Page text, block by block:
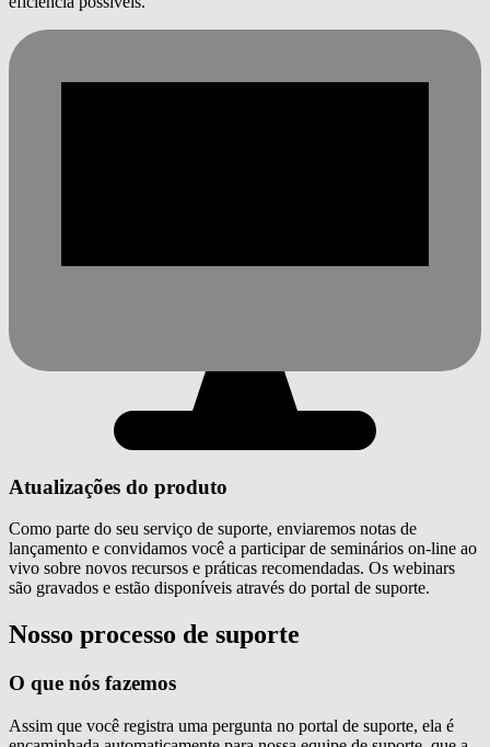
Atualizações do produto
Como parte do seu serviço de suporte, enviaremos notas de
lançamento e convidamos você a participar de seminários on-line ao
vivo sobre novos recursos e práticas recomendadas. Os webinars
são gravados e estão disponíveis através do portal de suporte.
Nosso processo de suporte
O que nós fazemos
Assim que você registra uma pergunta no portal de suporte, ela é